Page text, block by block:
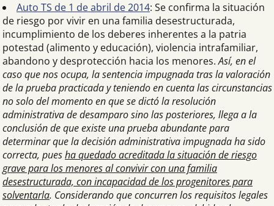
Auto TS de 1 de abril de 2014: Se confirma la situación
de riesgo por vivir en una familia desestructurada,
incumplimiento de los deberes inherentes a la patria
potestad (alimento y educación), violencia intrafamiliar,
abandono y desprotección hacia los menores.Así, en el
caso que nos ocupa, la sentencia impugnada tras la valoración
de la prueba practicada y teniendo en cuenta las circunstancias
no solo del momento en que se dictó la resolución
administrativa de desamparo sino las posteriores, llega a la
conclusión de que existe una prueba abundante para
determinar que la decisión administrativa impugnada ha sido
correcta, puesha quedado acreditada la situación de riesgo
grave para los menores al convivir con una familia
desestructurada, con incapacidad de los progenitores para
solventarla. Considerando que concurren los requisitos legales